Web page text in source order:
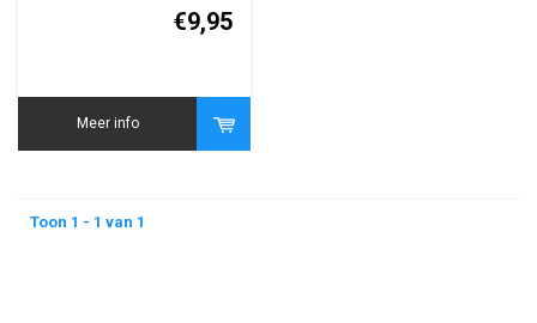
Desktop Geheugen –
€9,95
Meer info
Toon 1 - 1 van 1